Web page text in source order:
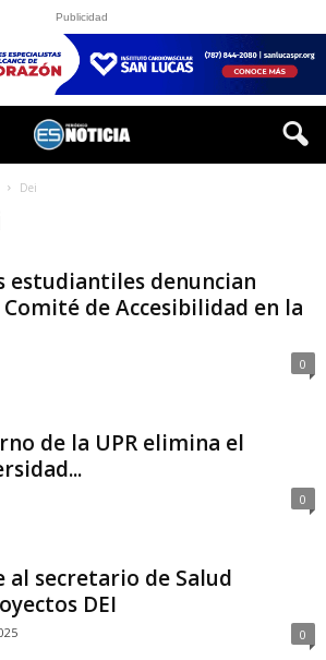
Publicidad
Dei
estudiantiles denuncian
de Accesibilidad en la
0
de la UPR elimina el
0
al secretario de Salud
DEI
0